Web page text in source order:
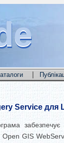
|
Service для
забезпечує
Open GIS